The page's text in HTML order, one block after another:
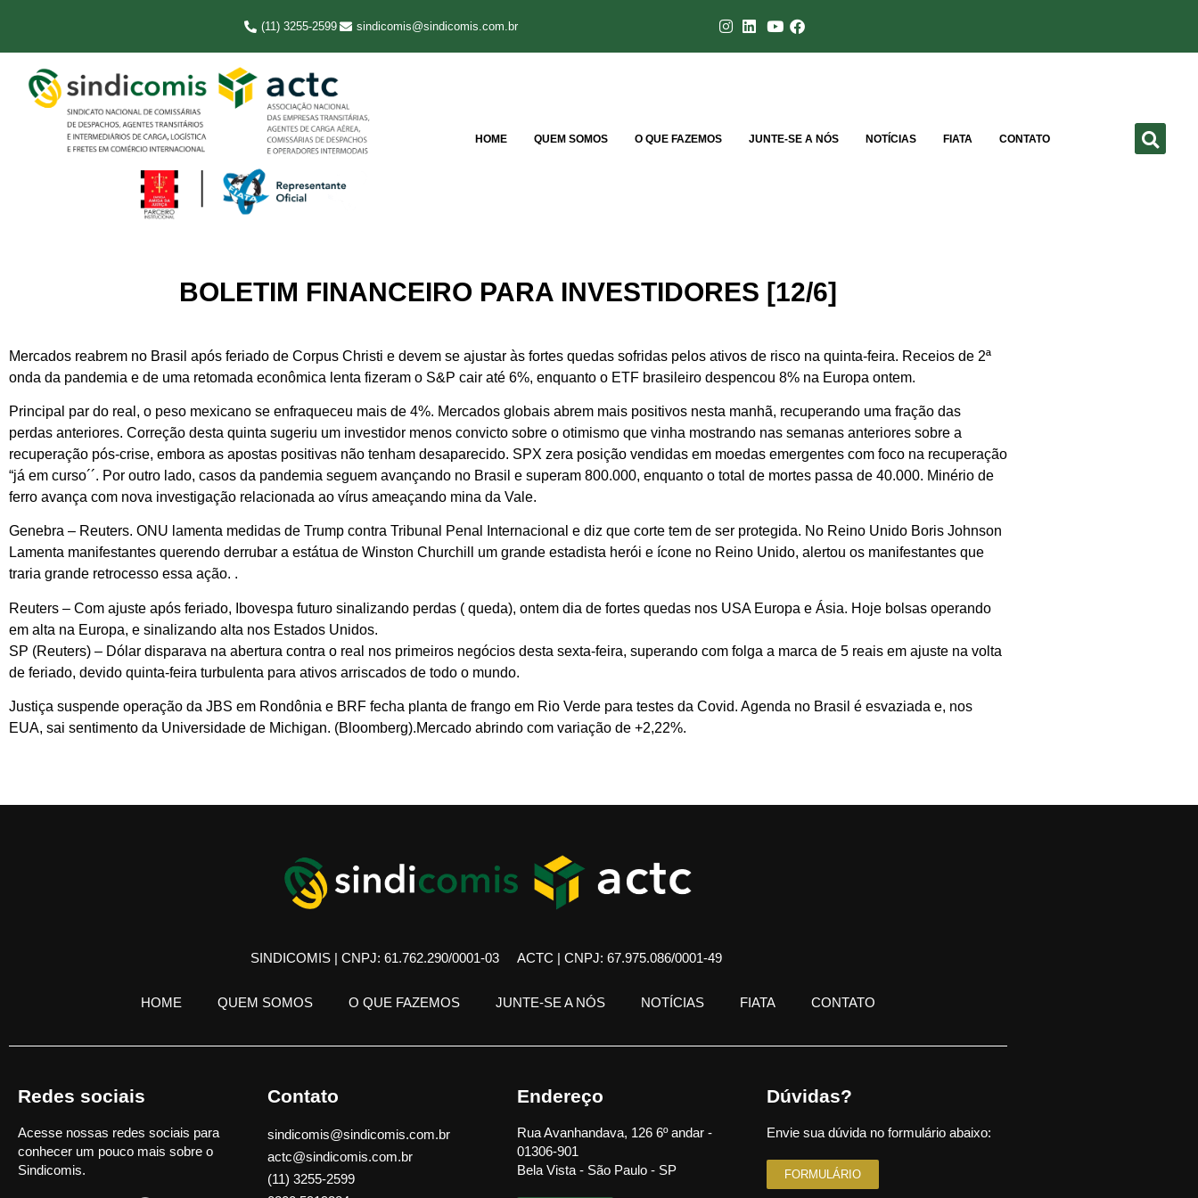
(11) 3255-2599 sindicomis@sindicomis.com.br
HOME QUEM SOMOS O QUE FAZEMOS JUNTE-SE A NÓS NOTÍCIAS FIATA CONTATO
BOLETIM FINANCEIRO PARA INVESTIDORES [12/6]
Mercados reabrem no Brasil após feriado de Corpus Christi e devem se ajustar às fortes quedas sofridas pelos ativos de risco na quinta-feira. Receios de 2ª
onda da pandemia e de uma retomada econômica lenta fizeram o S&P cair até 6%, enquanto o ETF brasileiro despencou 8% na Europa ontem.
Principal par do real, o peso mexicano se enfraqueceu mais de 4%. Mercados globais abrem mais positivos nesta manhã, recuperando uma fração das
perdas anteriores. Correção desta quinta sugeriu um investidor menos convicto sobre o otimismo que vinha mostrando nas semanas anteriores sobre a
recuperação pós-crise, embora as apostas positivas não tenham desaparecido. SPX zera posição vendidas em moedas emergentes com foco na recuperação
“já em curso´´. Por outro lado, casos da pandemia seguem avançando no Brasil e superam 800.000, enquanto o total de mortes passa de 40.000. Minério de
ferro avança com nova investigação relacionada ao vírus ameaçando mina da Vale.
Genebra – Reuters. ONU lamenta medidas de Trump contra Tribunal Penal Internacional e diz que corte tem de ser protegida. No Reino Unido Boris Johnson
Lamenta manifestantes querendo derrubar a estátua de Winston Churchill um grande estadista herói e ícone no Reino Unido, alertou os manifestantes que
traria grande retrocesso essa ação. .
Reuters – Com ajuste após feriado, Ibovespa futuro sinalizando perdas ( queda), ontem dia de fortes quedas nos USA Europa e Ásia. Hoje bolsas operando
em alta na Europa, e sinalizando alta nos Estados Unidos.
SP (Reuters) – Dólar disparava na abertura contra o real nos primeiros negócios desta sexta-feira, superando com folga a marca de 5 reais em ajuste na volta
de feriado, devido quinta-feira turbulenta para ativos arriscados de todo o mundo.
Justiça suspende operação da JBS em Rondônia e BRF fecha planta de frango em Rio Verde para testes da Covid. Agenda no Brasil é esvaziada e, nos
EUA, sai sentimento da Universidade de Michigan. (Bloomberg).Mercado abrindo com variação de +2,22%.
SINDICOMIS | CNPJ: 61.762.290/0001-03 ACTC | CNPJ: 67.975.086/0001-49
HOME QUEM SOMOS O QUE FAZEMOS JUNTE-SE A NÓS NOTÍCIAS FIATA CONTATO
Redes sociais
Acesse nossas redes sociais para
conhecer um pouco mais sobre o
Sindicomis.
Contato
sindicomis@sindicomis.com.br
actc@sindicomis.com.br
(11) 3255-2599
Endereço
Rua Avanhandava, 126 6º andar -
01306-901
Bela Vista - São Paulo - SP
Dúvidas?
Envie sua dúvida no formulário abaixo:
FORMULÁRIO